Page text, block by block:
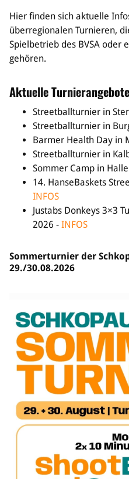
Sportorganisation
Philosophie
Spielbetrieb
Hallenübersicht
Digitaler Spielberichtsbogen
Regelwerk
Leistungssport
Ausrichtung
Auswahlen
Mitteldeutsche Liga (MDL)
Jugend & Schulsport
Projekte
Trainerwesen
Bildungsnetzwerk
Schiedsrichterwesen
Bildungsangebote im BVSA
Service
Stellenangebote
Downloads
Turnier- & Campbörse
Hier finden sich aktuelle
überregionalen Turnieren,
Spielbetrieb des BVSA oder
gehören.
Aktuelle
Streetballturnier in
Streetballturnier in
Barmer Health Day in
Streetballturnier in
Sommer Camp in
14. HanseBaskets
INFOS
Justabs Donkeys 3×3
2026 - INFOS
Sommerturnier der
29./30.08.2026